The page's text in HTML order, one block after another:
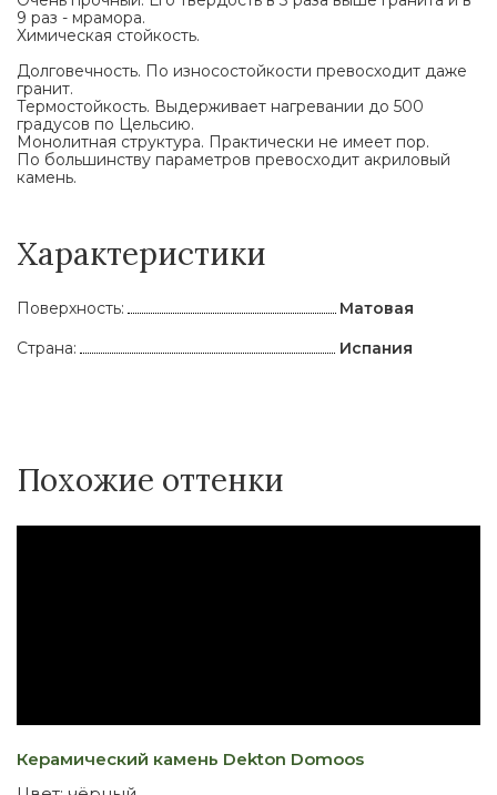
9 раз - мрамора.
Химическая стойкость.
Долговечность. По износостойкости превосходит даже
гранит.
Термостойкость. Выдерживает нагревании до 500
градусов по Цельсию.
Монолитная структура. Практически не имеет пор.
По большинству параметров превосходит акриловый
камень.
Характеристики
Поверхность:
Матовая
Страна:
Испания
Похожие оттенки
Керамический камень Dekton Domoos